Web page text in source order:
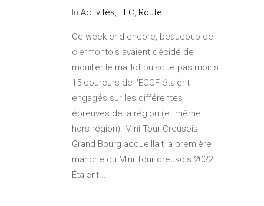
In Activités, FFC, Route
Ce week-end encore, beaucoup de
clermontois avaient décidé de
mouiller le maillot puisque pas moins
15 coureurs de l'ECCF étaient
engagés sur les différentes
épreuves de la région (et même
hors région). Mini Tour Creusois
Grand Bourg accueillait la première
manche du Mini Tour creusois 2022.
Étaient...